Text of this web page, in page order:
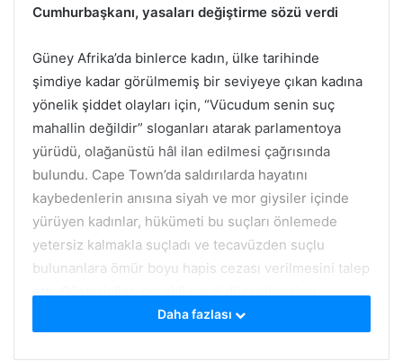
Cumhurbaşkanı, yasaları değiştirme sözü verdi
Güney Afrika’da binlerce kadın, ülke tarihinde
şimdiye kadar görülmemiş bir seviyeye çıkan kadına
yönelik şiddet olayları için, “Vücudum senin suç
mahallin değildir” sloganları atarak parlamentoya
yürüdü, olağanüstü hâl ilan edilmesi çağrısında
bulundu. Cape Town’da saldırılarda hayatını
kaybedenlerin anısına siyah ve mor giysiler içinde
yürüyen kadınlar, hükümeti bu suçları önlemede
yetersiz kalmakla suçladı ve tecavüzden suçlu
bulunanlara ömür boyu hapis cezası verilmesini talep
etti. Göstericiler, gerekli yasal düzenlemeleri
yapmaması durumunda hükümete karşı Anayasa
Daha fazlası